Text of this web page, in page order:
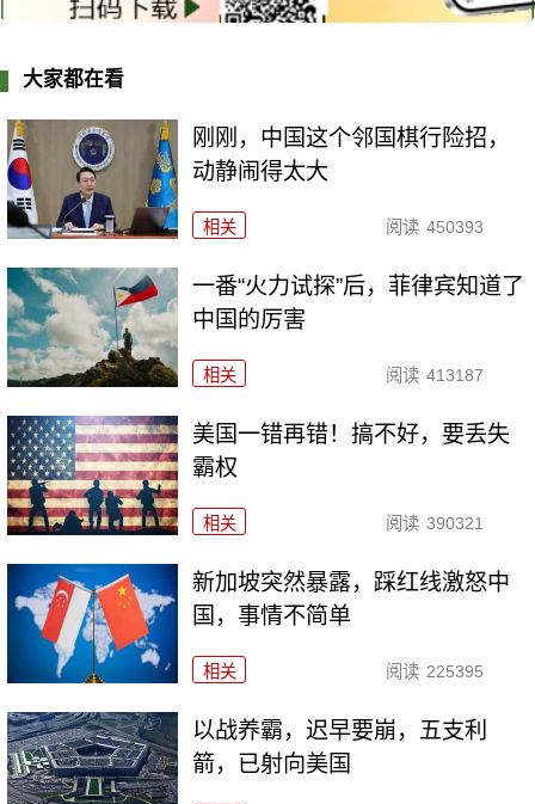
大家都在看
刚刚，中国这个邻国棋行险招，
动静闹得太大
相关 阅读 450393
一番“火力试探”后，菲律宾知道了
中国的厉害
相关 阅读 413187
美国一错再错！搞不好，要丢失
霸权
相关 阅读 390321
新加坡突然暴露，踩红线激怒中
国，事情不简单
相关 阅读 225395
以战养霸，迟早要崩，五支利
箭，已射向美国